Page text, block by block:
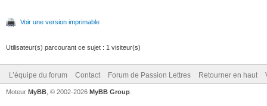
Voir une version imprimable
Utilisateur(s) parcourant ce sujet : 1 visiteur(s)
L’équipe du forum Contact Forum de Passion Lettres Retourner en haut
Moteur MyBB , © 2002-2026 MyBB Group